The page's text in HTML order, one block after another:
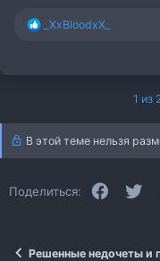
Р_XxBloodxX_
1 из
В этой теме нельзя
Поделиться:
Решенные недочеты и